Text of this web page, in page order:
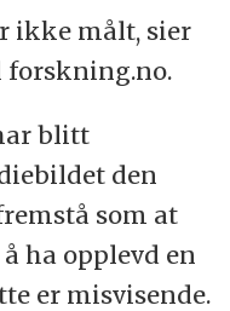
ikke målt, sier
forskning.no.
blitt
den
som at
ha opplevd en
er misvisende.